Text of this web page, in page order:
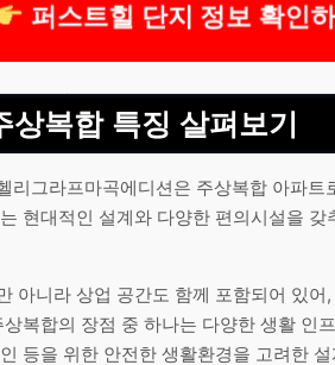
퍼스트힐 단지 정보 확인하
복합 특징 살펴보기
리그라프마곡에디션은 주상복합 아파트
현대적인 설계와 다양한 편의시설을
아니라 상업 공간도 함께 포함되어 있
복합의 장점 중 하나는 다양한 생활 인
등을 위한 안전한 생활환경을 고려한